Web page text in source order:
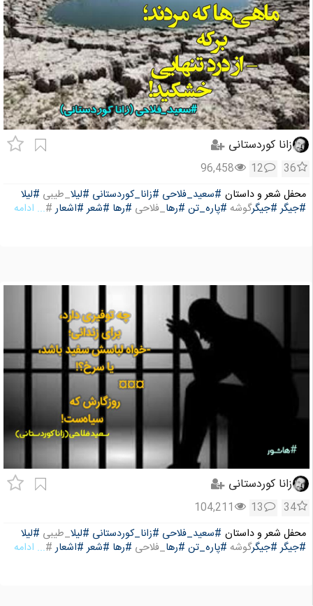
زانا کوردستانی
36
12
96,458
محفل شعر و داستان #سعید_فلاحی #زانا_کوردستانی #لیلا_طیبی #لیلا
#جیگر #جیگرگوشه #پاره_تن #رها_فلاحی #رها #شعر #اشعار#... ادامه
زانا کوردستانی
34
13
104,211
محفل شعر و داستان #سعید_فلاحی #زانا_کوردستانی #لیلا_طیبی #لیلا
#جیگر #جیگرگوشه #پاره_تن #رها_فلاحی #رها #شعر #اشعار#... ادامه